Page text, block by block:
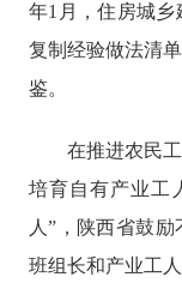
年1月，住房城
复制经验做法清
鉴。
在推进农民
培育自有产业工
人”，陕西省鼓
班组长和产业工